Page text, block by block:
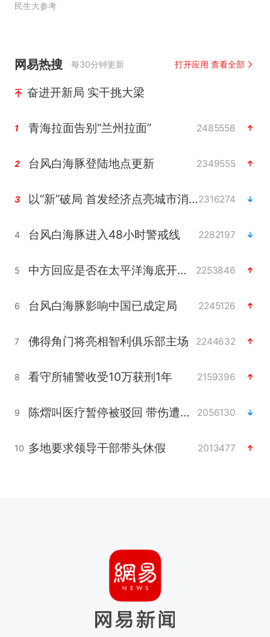
民生大参考
网易热搜 每30分钟更新 打开应用 查看全部
奋进开新局 实干挑大梁
1 青海拉面告别“兰州拉面” 2485558
2 台风白海豚登陆地点更新 2349555
3 以“新”破局 首发经济点亮城市消费活力2316274
4 台风白海豚进入48小时警戒线 2282197
5 中方回应是否在太平洋海底开采稀土 2253846
6 台风白海豚影响中国已成定局 2245126
7 佛得角门将亮相智利俱乐部主场 2244632
8 看守所辅警收受10万获刑1年 2159396
9 陈熠叫医疗暂停被驳回 带伤遭逆转 2056130
10 多地要求领导干部带头休假 2013477